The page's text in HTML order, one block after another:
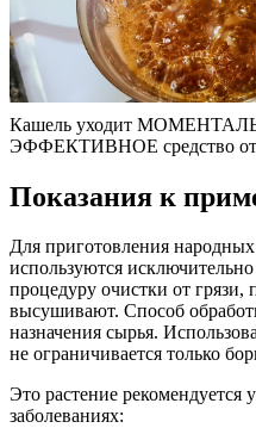
Кашель уходит
ЭФФЕКТИВНОЕ средство от
Показания к
Для приготовления
используются
процедуру очистки от грязи,
высушивают. Способ
назначения сырья.
не ограничивается только
Это растение
заболеваниях: